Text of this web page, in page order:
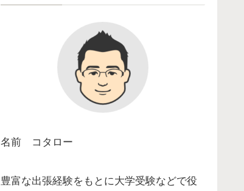
名前 コタロー
豊富な出張経験をもとに大学受験などで役